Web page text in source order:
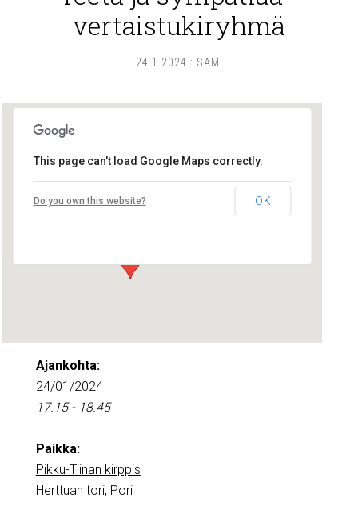
vertaistukiryhmä
24.1.2024 : SAMI
Pikku-Tiinan kirppis
Herttuan tori - Pori
This page can't load Google Maps correctly.
Do you own this website? OK
Ajankohta:
24/01/2024
17.15 - 18.45
Paikka:
Pikku-Tiinan kirppis
Herttuan tori, Pori